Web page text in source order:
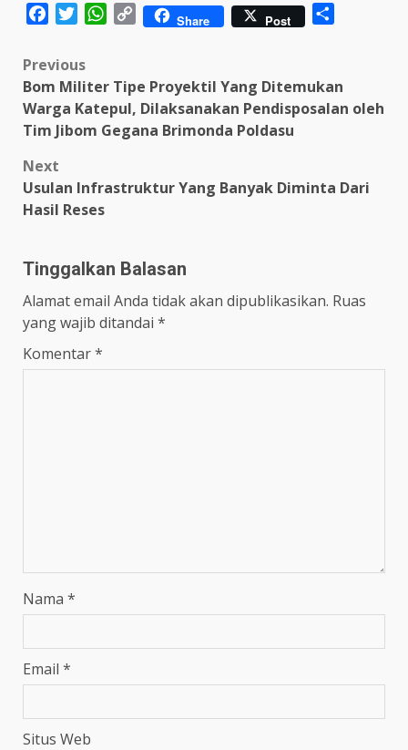
FacebookTwitterWhatsApp
Copy Share Post
Post
navigation
Previous
Bom Militer Tipe Proyektil Yang Ditemukan
Warga Katepul, Dilaksanakan Pendisposalan oleh
Tim Jibom Gegana Brimonda Poldasu
Next
Usulan Infrastruktur Yang Banyak Diminta Dari
Hasil Reses
Tinggalkan Balasan
Alamat email Anda tidak akan dipublikasikan. Ruas
yang wajib ditandai *
Komentar*
Nama *
Email *
Situs Web